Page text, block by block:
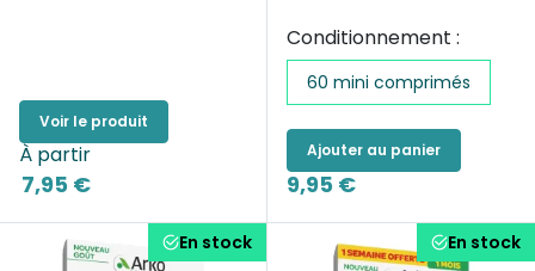
Voir le produit
À partir
7,95 €
Conditionnement :
60 mini comprimés
Ajouter au panier
9,95 €
En stock En stock